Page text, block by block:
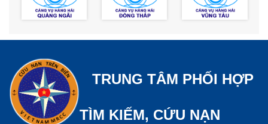
TRUNG TÂM PHỐI HỢP
TÌM KIẾM, CỨU NẠN